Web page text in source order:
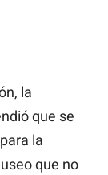
la
que se
la
que no